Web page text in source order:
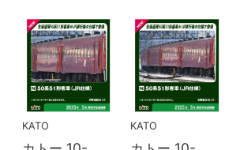
KATO KATO